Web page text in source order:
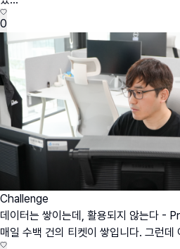
0
Challenge
데이터는 쌓이는데, 활용되지 않는다 -
매일 수백 건의 티켓이 쌓입니다. 그런